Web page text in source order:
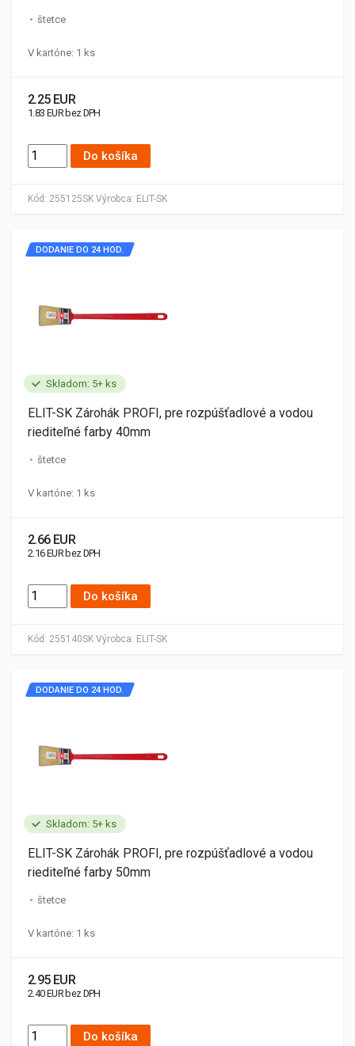
Kód: 255125SK Výrobca: ELIT-SK
štetce
V kartóne: 1 ks
2.25 EUR
1.83 EUR bez DPH
Do košíka
Skladom: 5+ ks
Kód: 255140SK Výrobca: ELIT-SK
DODANIE DO 24 HOD.
ELIT-SK Zárohák PROFI, pre rozpúšťadlové a vodou
riediteľné farby 40mm
štetce
V kartóne: 1 ks
2.66 EUR
2.16 EUR bez DPH
Do košíka
Skladom: 5+ ks
DODANIE DO 24 HOD.
ELIT-SK Zárohák PROFI, pre rozpúšťadlové a vodou
riediteľné farby 50mm
štetce
V kartóne: 1 ks
2.95 EUR
2.40 EUR bez DPH
Do košíka